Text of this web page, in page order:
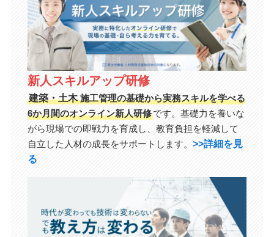
新人スキルアップ研修
建築・土木 施工管理の基礎から実務スキルを学べる
6か月間のオンライン新人研修です。基礎力を養いな
がら現場での即戦力を育成し、教育負担を軽減して
自立した人材の成長をサポートします。 >>詳細を見
る